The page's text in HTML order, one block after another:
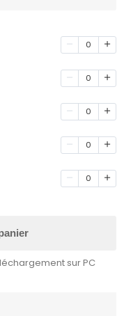
0
0
0
0
0
sur PC